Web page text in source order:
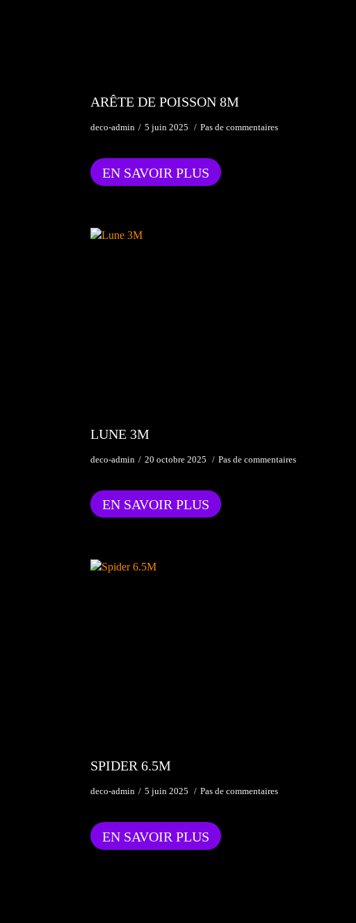
ARÊTE DE POISSON 8M
deco-admin 5 juin 2025 Pas de commentaires
EN SAVOIR PLUS
LUNE 3M
deco-admin 20 octobre 2025 Pas de commentaires
EN SAVOIR PLUS
SPIDER 6.5M
deco-admin 5 juin 2025 Pas de commentaires
EN SAVOIR PLUS